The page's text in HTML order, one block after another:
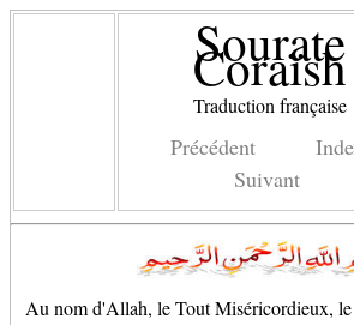
Sourate
Coraïsh
Traduction française
Précédent
Suivant
Au nom d'Allah, le Tout Miséricordieux,